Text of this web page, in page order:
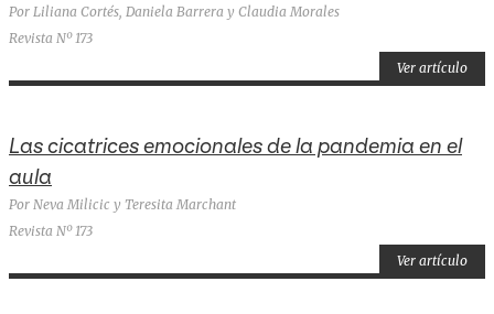
Por Liliana Cortés, Daniela Barrera y Claudia Morales
Revista Nº 173
Ver artículo
Las cicatrices emocionales de la pandemia en el
aula
Por Neva Milicic y Teresita Marchant
Revista Nº 173
Ver artículo